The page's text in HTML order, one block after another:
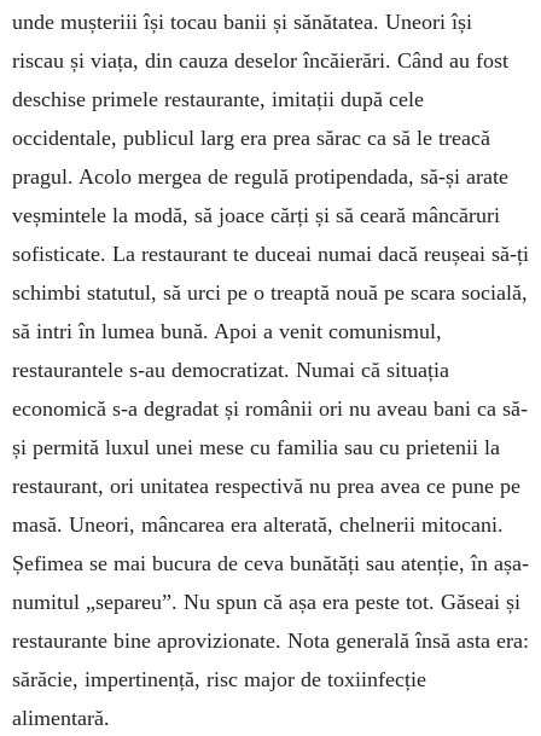
unde mușteriii își tocau banii și sănătatea. Uneori își
riscau și viața, din cauza deselor încăierări. Când au fost
deschise primele restaurante, imitații după cele
occidentale, publicul larg era prea sărac ca să le treacă
pragul. Acolo mergea de regulă protipendada, să-și arate
veșmintele la modă, să joace cărți și să ceară mâncăruri
sofisticate. La restaurant te duceai numai dacă reușeai să-ți
schimbi statutul, să urci pe o treaptă nouă pe scara socială,
să intri în lumea bună. Apoi a venit comunismul,
restaurantele s-au democratizat. Numai că situația
economică s-a degradat și românii ori nu aveau bani ca să-
și permită luxul unei mese cu familia sau cu prietenii la
restaurant, ori unitatea respectivă nu prea avea ce pune pe
masă. Uneori, mâncarea era alterată, chelnerii mitocani.
Șefimea se mai bucura de ceva bunătăți sau atenție, în așa-
numitul „separeu”. Nu spun că așa era peste tot. Găseai și
restaurante bine aprovizionate. Nota generală însă asta era:
sărăcie, impertinență, risc major de toxiinfecție
alimentară.